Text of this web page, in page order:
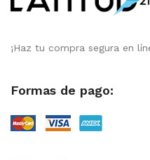
¡Haz tu compra segura en
Formas de pago: